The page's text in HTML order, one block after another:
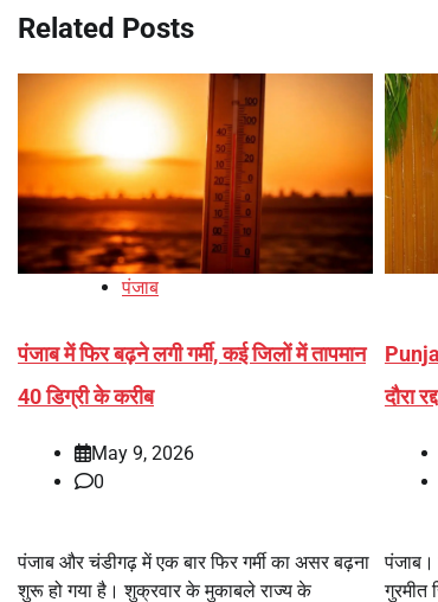
Related Posts
पंजाब
पंजाब में फिर बढ़ने लगी गर्मी, कई जिलों में तापमान
40 डिग्री के करीब
May 9, 2026
0
पंजाब और चंडीगढ़ में एक बार फिर गर्मी का असर बढ़ना
शुरू हो गया है। शुक्रवार के मुकाबले राज्य के
दौरा
पंजाब।
गुरमीत